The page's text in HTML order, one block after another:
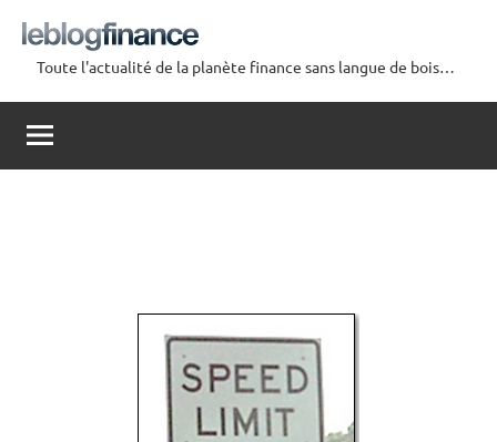
contenu
Le
Blog
Finance
Toute l'actualité de la planète finance sans langue de bois…